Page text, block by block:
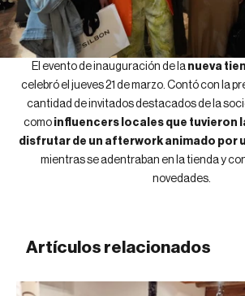
El evento de inauguración de la nueva
celebró el jueves 21 de marzo. Contó con la
cantidad de invitados destacados de la
como influencers locales que tuvieron
disfrutar de un afterwork animado por
mientras se adentraban en la tienda y
novedades.
Artículos relacionados